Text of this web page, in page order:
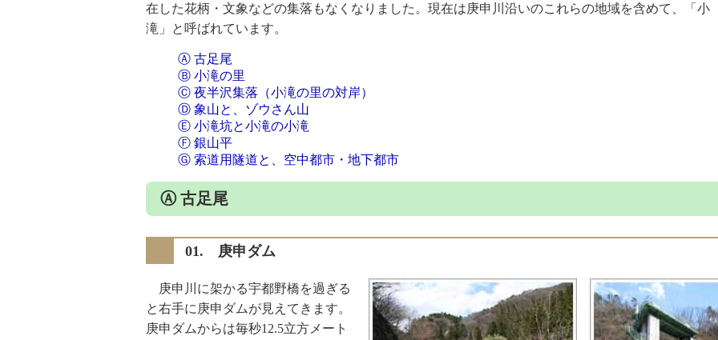
在した花柄・文象などの集落もなくなりました。現在は庚申川沿いのこれらの地域を含めて、「小
滝」と呼ばれています。
Ⓐ 古足尾
Ⓑ 小滝の里
Ⓒ 夜半沢集落（小滝の里の対岸）
Ⓓ 象山と、ゾウさん山
Ⓔ 小滝坑と小滝の小滝
Ⓕ 銀山平
Ⓖ 索道用隧道と、空中都市・地下都市
Ⓐ 古足尾
01. 庚申ダム
庚申川に架かる宇都野橋を過ぎる
と右手に庚申ダムが見えてきます。
庚申ダムからは毎秒12.5立方メート